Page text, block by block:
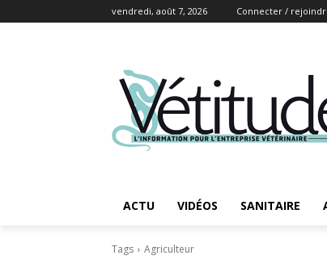
vendredi, août 7, 2026 Connecter /
ACTU VIDÉOS SANITAIRE
Tags Agriculteur